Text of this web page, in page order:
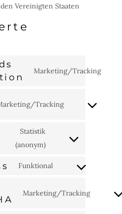
Vereinigten Staaten
Marketing/Tracking
Tracking
Consent
service
ads
Statistik
(anonym)
Consent
Funktional
Consent
Marketing/Tracking